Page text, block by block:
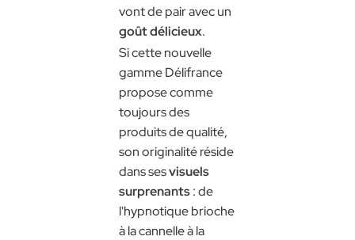
vont de pair avec un
goût délicieux.
Si cette nouvelle
gamme Délifrance
propose comme
toujours des
produits de qualité,
son originalité réside
dans sesvisuels
surprenants: de
l'hypnotique brioche
à la cannelle à la